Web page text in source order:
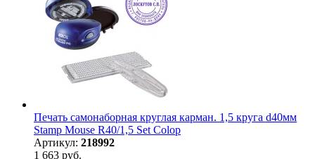
Печать самонаборная круглая карман. 1,5 круга d40мм
Stamp Mouse R40/1,5 Set Colop
Артикул: 218992
1 663 руб.